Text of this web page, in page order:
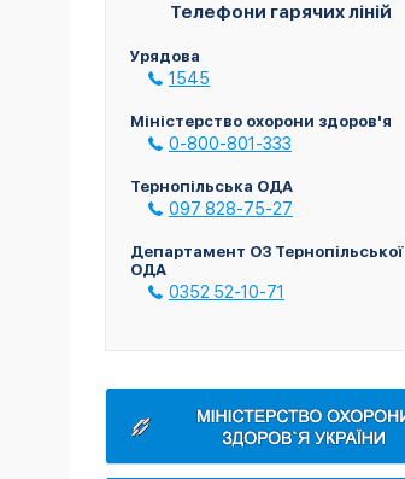
Телефони гарячих ліній
Урядова
1545
Міністерство охорони здоров'я
0-800-801-333
Тернопільська ОДА
097 828-75-27
Департамент ОЗ Тернопільської
ОДА
0352 52-10-71